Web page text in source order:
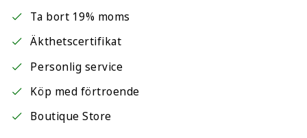
Ta bort 19% moms
Äkthetscertifikat
Personlig service
Köp med förtroende
Boutique Store